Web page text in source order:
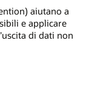
aiutano a
e applicare
di dati non